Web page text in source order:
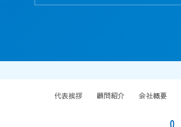
代表挨拶 顧問紹介 会社概要